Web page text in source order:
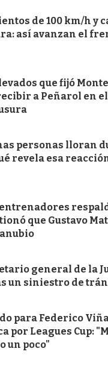
de 100 km/h y
así avanzan el
que fijó
a Peñarol en
personas lloran
revela esa
que Gustavo
general de la
un siniestro de
para Federico
por Leagues Cup:
un poco"